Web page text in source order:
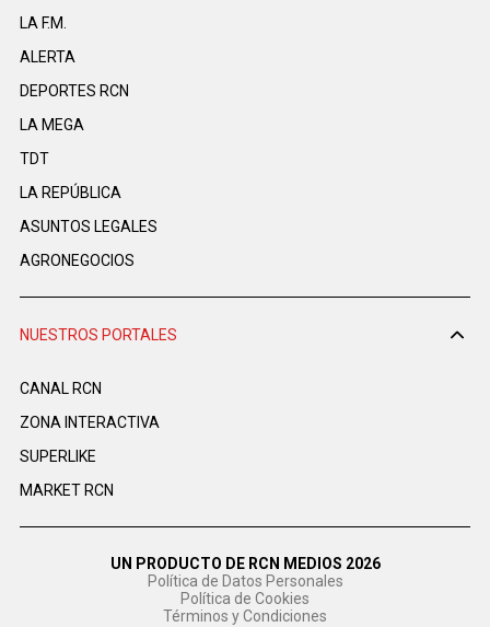
LA F.M.
ALERTA
DEPORTES RCN
LA MEGA
TDT
LA REPÚBLICA
ASUNTOS LEGALES
AGRONEGOCIOS
NUESTROS PORTALES
CANAL RCN
ZONA INTERACTIVA
SUPERLIKE
MARKET RCN
UN PRODUCTO DE RCN MEDIOS 2026
Política de Datos Personales
Política de Cookies
Términos y Condiciones